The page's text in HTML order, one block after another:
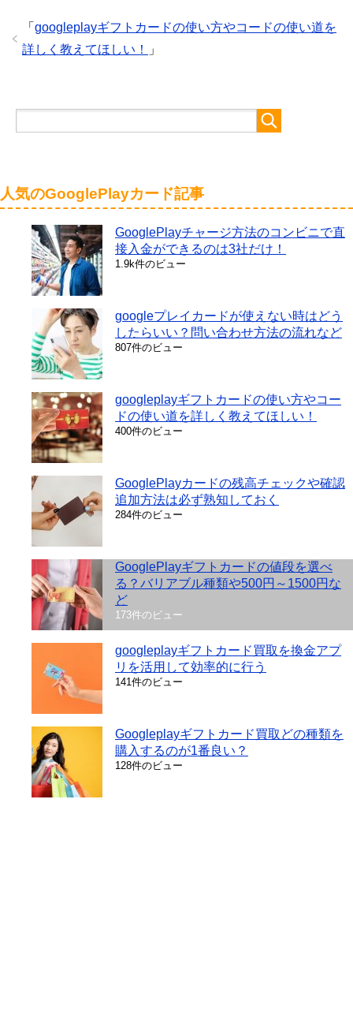
「 googleplayギフトカードの使い方やコードの使い道を
詳しく教えてほしい！
」
人気のGooglePlayカード記事
GooglePlayチャージ方法のコンビニで直
接入金ができるのは3社だけ！
1.9k件のビュー
googleプレイカードが使えない時はどう
したらいい？問い合わせ方法の流れなど
807件のビュー
googleplayギフトカードの使い方やコー
ドの使い道を詳しく教えてほしい！
400件のビュー
GooglePlayカードの残高チェックや確認
追加方法は必ず熟知しておく
284件のビュー
GooglePlayギフトカードの値段を選べ
る？バリアブル種類や500円～1500円な
ど
173件のビュー
googleplayギフトカード買取を換金アプ
リを活用して効率的に行う
141件のビュー
Googleplayギフトカード買取どの種類を
購入するのが1番良い？
128件のビュー